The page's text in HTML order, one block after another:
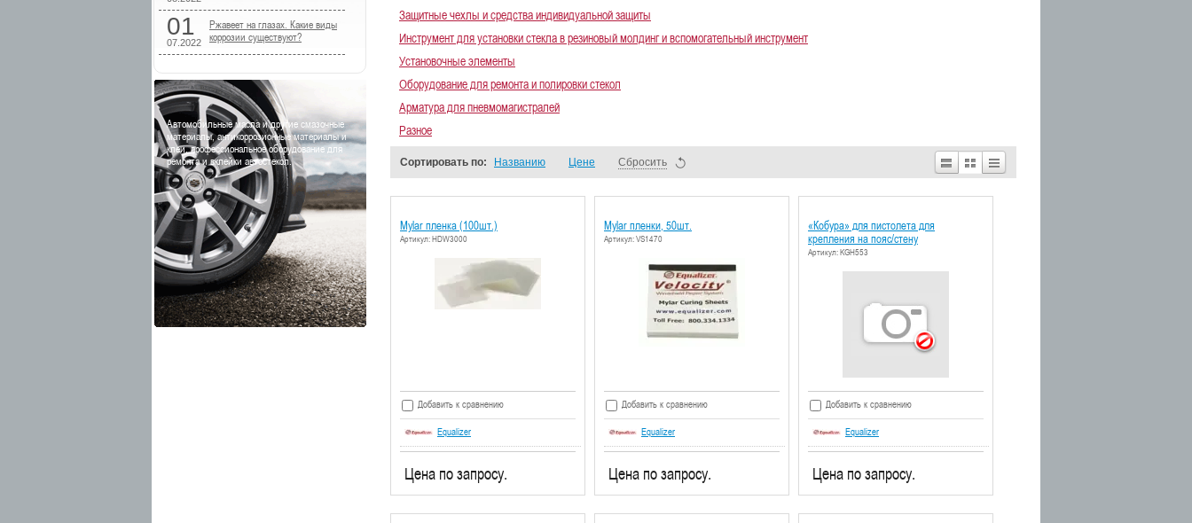
01
07.2022
Ржавеет на глазах. Какие виды
коррозии существуют?
Автомобильные масла и другие смазочные
материалы, антикоррозионные материалы и
клеи, профессиональное оборудование для
ремонта и вклейки автостекол.
Защитные чехлы и средства индивидуальной защиты
Инструмент для установки стекла в резиновый молдинг и вспомогательный инструмент
Установочные элементы
Оборудование для ремонта и полировки стекол
Арматура для пневмомагистралей
Разное
Сортировать по: Названию Цене Сбросить
Mylar пленка (100шт.)
Артикул: HDW3000
Добавить к сравнению
Equalizer
Цена по запросу.
Mylar пленки, 50шт.
Артикул: VS1470
Добавить к сравнению
Equalizer
Цена по запросу.
«Кобура» для пистолета для
крепления на пояс/стену
Артикул: KGH553
Добавить к сравнению
Equalizer
Цена по запросу.